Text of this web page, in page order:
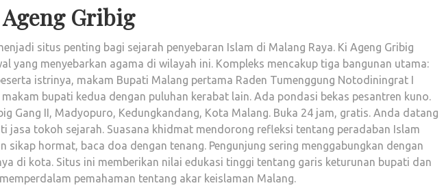
Gribig
situs penting bagi sejarah penyebaran Islam di Malang Raya. Ki Ageng Gribig
yang menyebarkan agama di wilayah ini. Kompleks mencakup tiga bangunan utama:
istrinya, makam Bupati Malang pertama Raden Tumenggung Notodiningrat I
bupati kedua dengan puluhan kerabat lain. Ada pondasi bekas pesantren kuno.
Gang II, Madyopuro, Kedungkandang, Kota Malang. Buka 24 jam, gratis. Anda datang
jasa tokoh sejarah. Suasana khidmat mendorong refleksi tentang peradaban Islam
sikap hormat, baca doa dengan tenang. Pengunjung sering menggabungkan dengan
di kota. Situs ini memberikan nilai edukasi tinggi tentang garis keturunan bupati dan
pemahaman tentang akar keislaman Malang.